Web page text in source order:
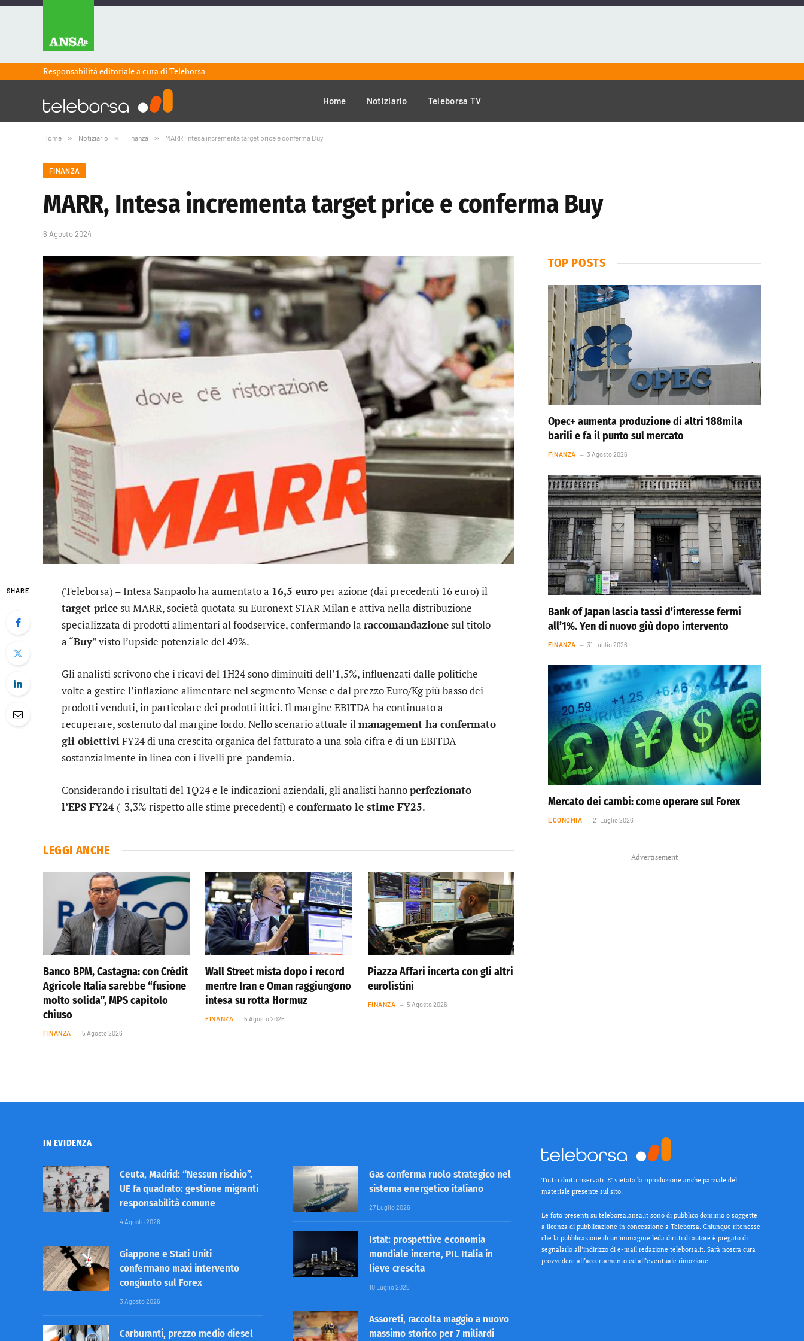
Responsabilità editoriale a cura diTeleborsa
Home Notiziario Teleborsa TV
Home » Notiziario » Finanza » MARR, Intesa incrementa target price e conferma Buy
FINANZA
MARR, Intesa incrementa target price e conferma Buy
6 Agosto 2024
SHARE (Teleborsa) – Intesa Sanpaoloha aumentato a 16,5 europer azione (dai precedenti 16 euro) il
target pricesuMARR, società quotata su Euronext STAR Milan e attiva nella distribuzione
specializzata di prodotti alimentari al foodservice, confermando la raccomandazionesul titolo
a “Buy” visto l’upside potenziale del 49%.
Gli analisti scrivono che i ricavi del 1H24 sono diminuiti dell’1,5%, influenzati dalle politiche
volte a gestire l’inflazione alimentare nel segmento Mense e dal prezzo Euro/Kg più basso dei
prodotti venduti, in particolare dei prodotti ittici. Il margine EBITDA ha continuato a
recuperare, sostenuto dal margine lordo. Nello scenario attuale ilmanagement ha confermato
gli obiettiviFY24 di una crescita organica del fatturato a una sola cifra e di un EBITDA
sostanzialmente in linea con i livelli pre-pandemia.
Considerando i risultati del 1Q24 e le indicazioni aziendali, gli analisti hannoperfezionato
l’EPS FY24 (-3,3% rispetto alle stime precedenti) e confermato le stime FY25.
LEGGI ANCHE
Banco BPM, Castagna: con Crédit
Agricole Italia sarebbe “fusione
molto solida”, MPS capitolo
chiuso
FINANZA 5 Agosto 2026
Wall Street mista dopo i record
mentre Iran e Oman raggiungono
intesa su rotta Hormuz
FINANZA 5 Agosto 2026
Piazza Affari incerta con gli altri
eurolistini
FINANZA 5 Agosto 2026
TOP POSTS
Opec+ aumenta produzione di altri 188mila
barili e fa il punto sul mercato
FINANZA 3 Agosto 2026
Bank of Japan lascia tassi d’interesse fermi
all’1%. Yen di nuovo giù dopo intervento
FINANZA 31 Luglio 2026
Mercato dei cambi: come operare sul Forex
ECONOMIA 21 Luglio 2026
Advertisement
IN EVIDENZA
Ceuta, Madrid: “Nessun rischio”.
UE fa quadrato: gestione migranti
responsabilità comune
4 Agosto 2026
Giappone e Stati Uniti
confermano maxi intervento
congiunto sul Forex
3 Agosto 2026
Carburanti, prezzo medio diesel
Gas conferma ruolo strategico nel
sistema energetico italiano
27 Luglio 2026
Istat: prospettive economia
mondiale incerte, PIL Italia in
lieve crescita
10 Luglio 2026
Assoreti, raccolta maggio a nuovo
massimo storico per 7 miliardi
Tutti i diritti riservati. E’ vietata la riproduzione anche parziale del
materiale presente sul sito.
Le foto presenti su teleborsa.ansa.it sono di pubblico dominio o soggette
a licenza di pubblicazione in concessione a Teleborsa. Chiunque ritenesse
che la pubblicazione di un’immagine leda diritti di autore è pregato di
segnalarlo all’indirizzo di e-mail redazione teleborsa.it. Sarà nostra cura
provvedere all’accertamento ed all’eventuale rimozione.